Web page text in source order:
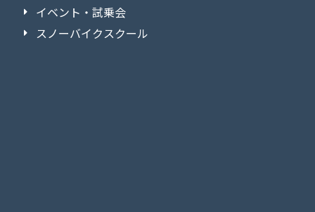
イベント・試乗会
スノーバイクスクール